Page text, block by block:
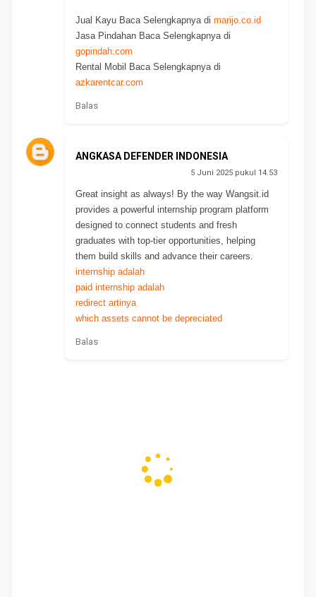
Jual Kayu Baca Selengkapnya dimarijo.co.id
Jasa Pindahan Baca Selengkapnya di
gopindah.com
Rental Mobil Baca Selengkapnya di
azkarentcar.com
Balas
ANGKASA DEFENDER INDONESIA
5 Juni 2025 pukul 14.53
Great insight as always! By the way Wangsit.id
provides a powerful internship program platform
designed to connect students and fresh
graduates with top-tier opportunities, helping
them build skills and advance their careers.
internship adalah
paid internship adalah
redirect artinya
which assets cannot be depreciated
Balas